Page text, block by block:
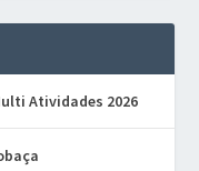
Atividades 2026